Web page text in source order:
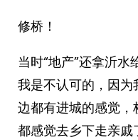
修桥！
当时“地产”还拿沂水
我是不认可的，因
边都有进城的感觉，
都感觉去乡下走亲戚